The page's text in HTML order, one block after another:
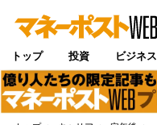
トップ 投資 ビジネス